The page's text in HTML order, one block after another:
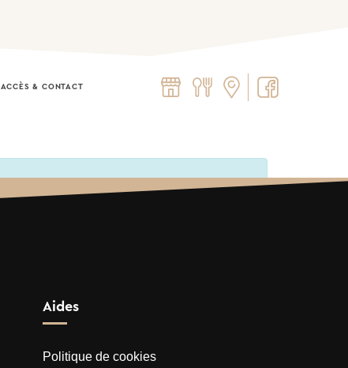
ACCÈS & CONTACT​
Aides
Politique de cookies